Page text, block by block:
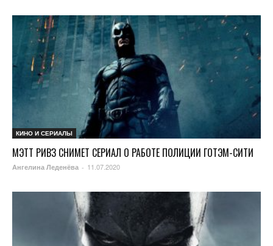
КИНО И СЕРИАЛЫ
МЭТТ РИВЗ СНИМЕТ СЕРИАЛ О РАБОТЕ ПОЛИЦИИ ГОТЭМ-СИТИ
Ангелина Леденёва - 11.07.2020